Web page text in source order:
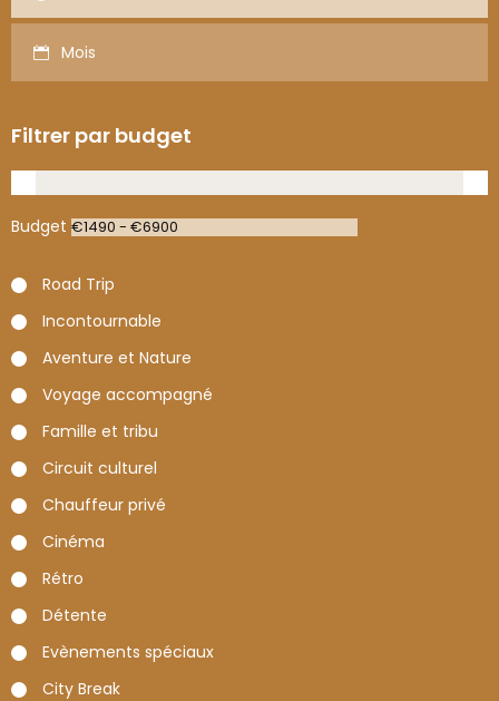
Mois
Filtrer par budget
Budget
Road Trip
Incontournable
Aventure et Nature
Voyage accompagné
Famille et tribu
Circuit culturel
Chauffeur privé
Cinéma
Rétro
Détente
Evènements spéciaux
City Break